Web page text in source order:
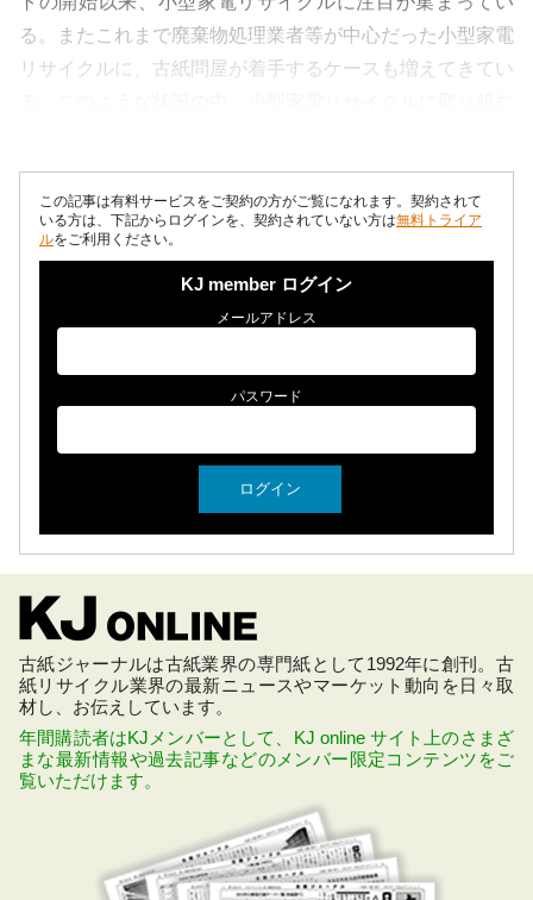
る。またこれまで廃棄物処理業者等が中心だった小型家電
リサイクルに、古紙問屋が着手するケースも増えてきてい
この記事は有料サービスをご契約の方がご覧になれます。契約されて
いる方は、下記からログインを、契約されていない方は無料トライア
ルをご利用ください。
KJ member ログイン
メールアドレス
パスワード
古紙ジャーナルは古紙業界の専門紙として1992年に創刊。古
紙リサイクル業界の最新ニュースやマーケット動向を日々取
材し、お伝えしています。
年間購読者はKJメンバーとして、KJ online サイト上のさまざ
まな最新情報や過去記事などのメンバー限定コンテンツをご
覧いただけます。